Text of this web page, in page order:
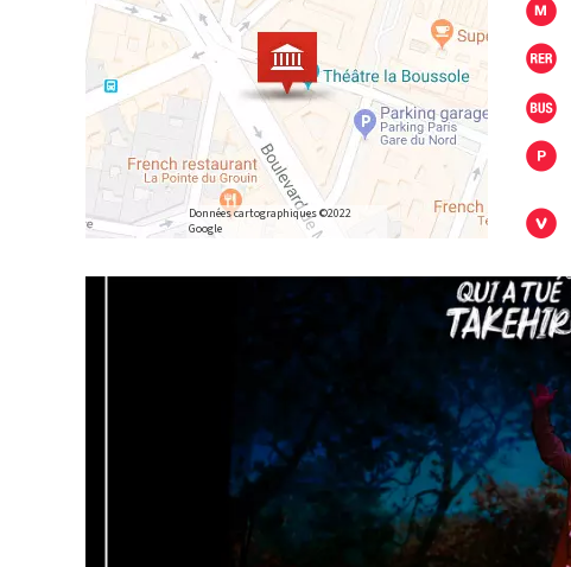
Données cartographiques ©2022
Google